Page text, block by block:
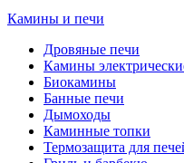
Камины и печи
Дровяные печи
Камины
Биокамины
Банные печи
Дымоходы
Каминные топки
Термозащита для